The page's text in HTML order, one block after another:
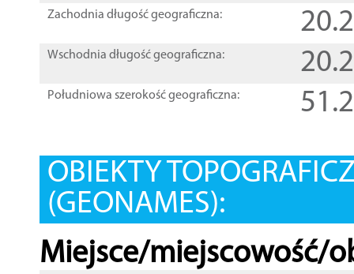
Zachodnia długość geograficzna:
Wschodnia długość geograficzna:
Południowa szerokość geograficzna:
OBIEKTY
(GEONAMES):
Miejsce/miejscowość/